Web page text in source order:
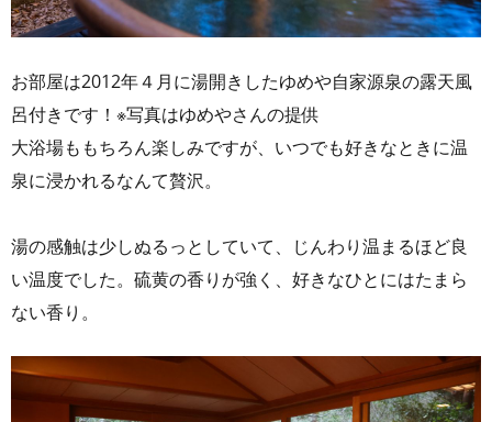
お部屋は2012年４月に湯開きしたゆめや自家源泉の露天風
呂付きです！※写真はゆめやさんの提供
大浴場ももちろん楽しみですが、いつでも好きなときに温
泉に浸かれるなんて贅沢。
湯の感触は少しぬるっとしていて、じんわり温まるほど良
い温度でした。硫黄の香りが強く、好きなひとにはたまら
ない香り。